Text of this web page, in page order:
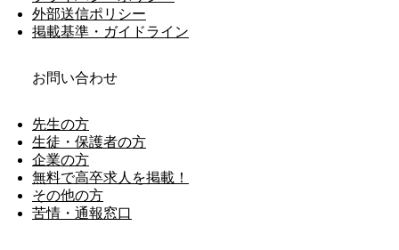
外部送信ポリシー
掲載基準・ガイドライン
お問い合わせ
先生の方
生徒・保護者の方
企業の方
無料で高卒求人を掲載！
その他の方
苦情・通報窓口